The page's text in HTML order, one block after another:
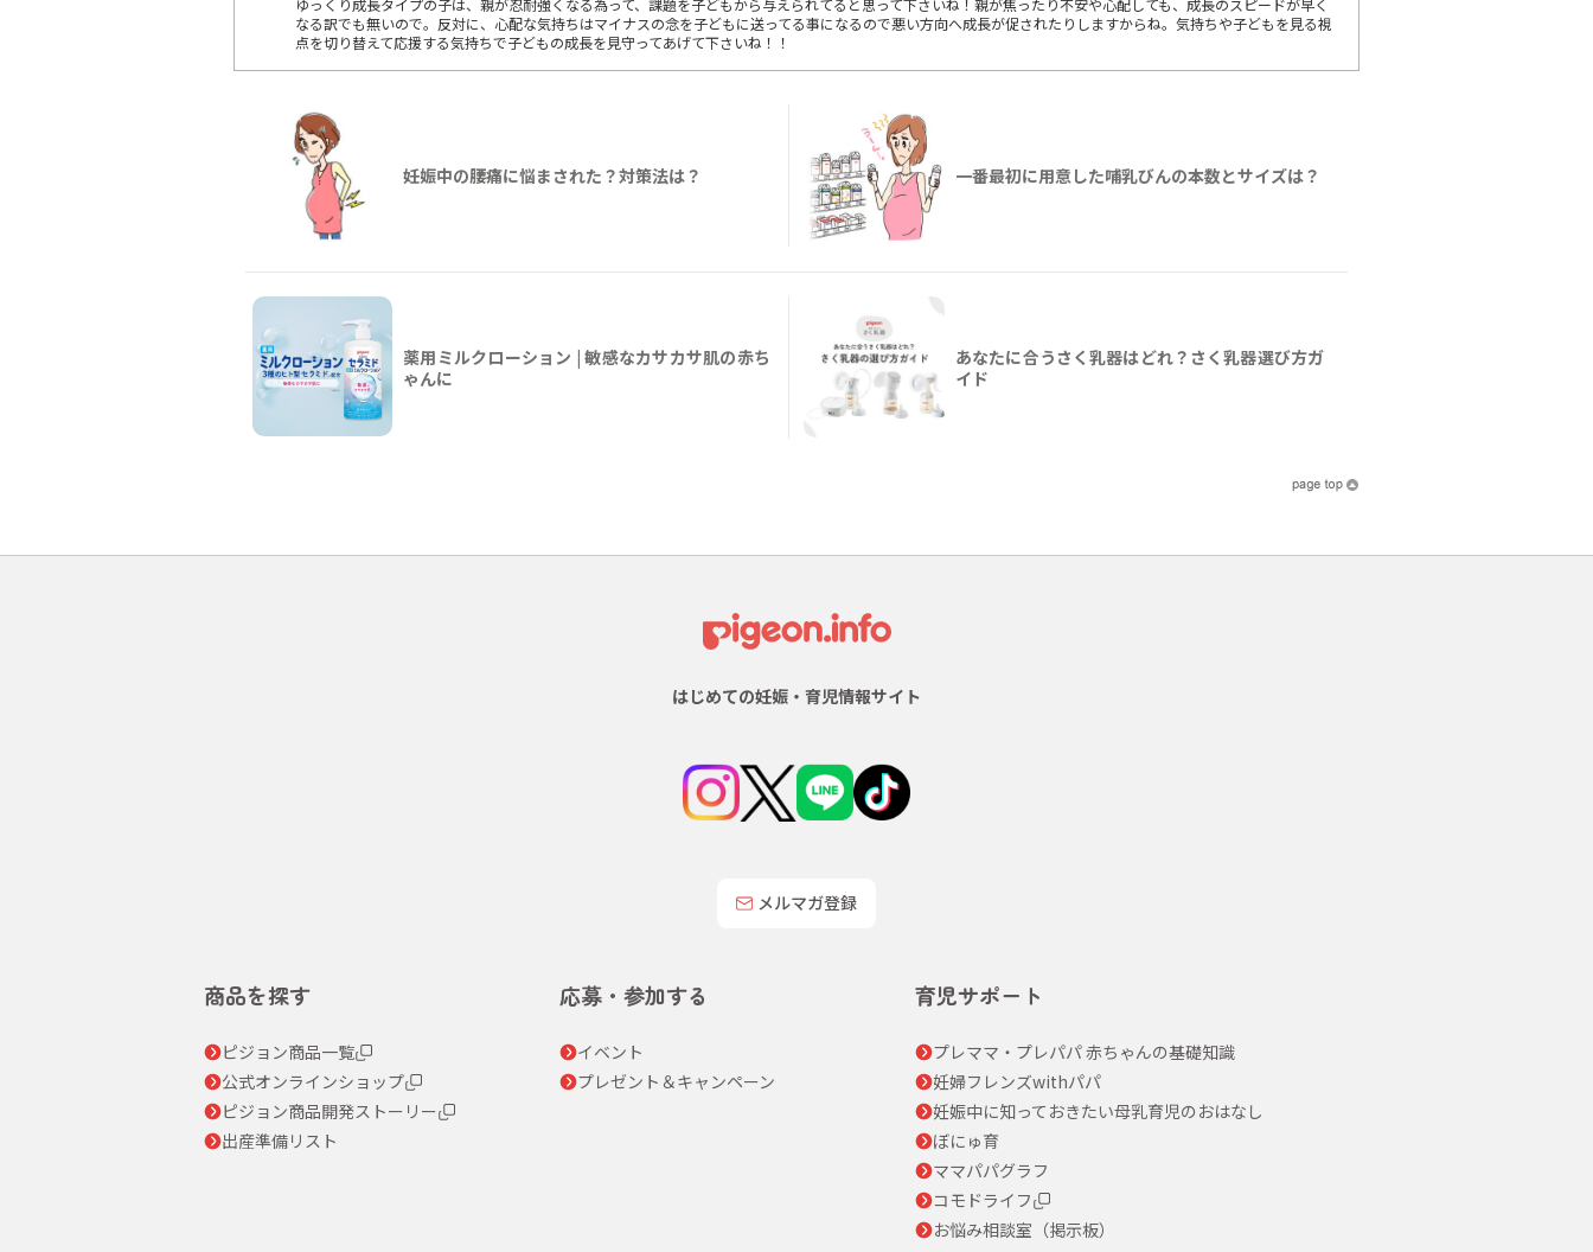
なる訳でも無いので。反対に、心配な気持ちはマイナスの念を子どもに送ってる事になるので悪い方向へ成長が促されたりしますからね。気持ちや子どもを見る視
点を切り替えて応援する気持ちで子どもの成長を見守ってあげて下さいね！！
妊娠中の腰痛に悩まされた？対策法は？ 一番最初に用意した哺乳びんの本数とサイズは？
薬用ミルクローション | 敏感なカサカサ肌の赤ち
ゃんに
あなたに合うさく乳器はどれ？さく乳器選び方ガ
イド
はじめての妊娠・育児情報サイト
メルマガ登録
商品を探す
ピジョン商品一覧
公式オンラインショップ
ピジョン商品開発ストーリー
出産準備リスト
応募・参加する
イベント
プレゼント＆キャンペーン
育児サポート
プレママ・プレパパ 赤ちゃんの基礎知識
妊婦フレンズwithパパ
妊娠中に知っておきたい母乳育児のおはなし
ぼにゅ育
ママパパグラフ
コモドライフ
お悩み相談室（掲示板）